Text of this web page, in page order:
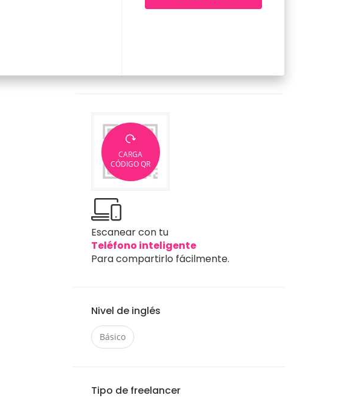
CARGA
CÓDIGO QR
Escanear con tu
Teléfono inteligente
Para compartirlo fácilmente.
Nivel de inglés
Básico
Tipo de freelancer